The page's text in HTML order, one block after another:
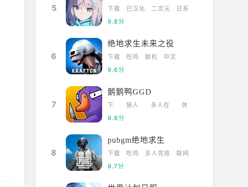
5 下载 已汉化 二次元
日系
9.8分
6
绝地求生未来之役
下载 吃鸡 联机
中文
9.6分
7
鹅鹅鸭GGD
下
载
狼人
多人在
休
9.8分
8
pubgm绝地求生
下载 吃鸡 多人竞技
联网
9.7分